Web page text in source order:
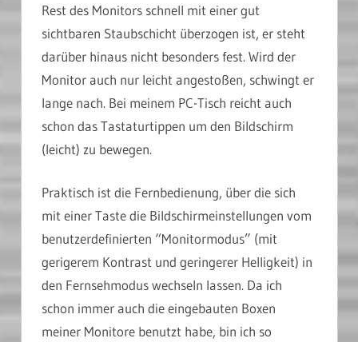
Rest des Monitors schnell mit einer gut
sichtbaren Staubschicht überzogen ist, er steht
darüber hinaus nicht besonders fest. Wird der
Monitor auch nur leicht angestoßen, schwingt er
lange nach. Bei meinem PC-Tisch reicht auch
schon das Tastaturtippen um den Bildschirm
(leicht) zu bewegen.
Praktisch ist die Fernbedienung, über die sich
mit einer Taste die Bildschirmeinstellungen vom
benutzerdefinierten “Monitormodus” (mit
gerigerem Kontrast und geringerer Helligkeit) in
den Fernsehmodus wechseln lassen. Da ich
schon immer auch die eingebauten Boxen
meiner Monitore benutzt habe, bin ich so